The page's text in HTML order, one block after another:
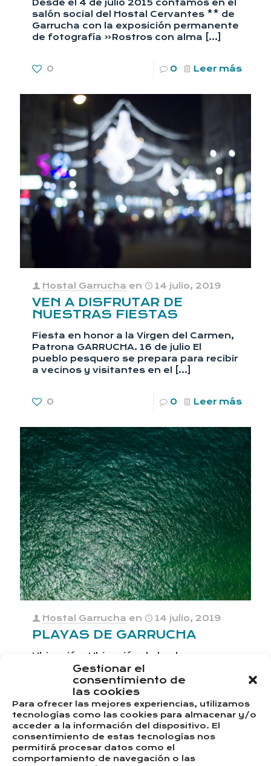
Gestionar el
consentimiento de
las cookies
Para ofrecer las mejores experiencias, utilizamos
tecnologías como las cookies para almacenar y/o
acceder a la información del dispositivo. El
consentimiento de estas tecnologías nos
permitirá procesar datos como el
comportamiento de navegación o las
Desde el 4 de julio 2015 contamos en el
salón social del Hostal Cervantes ** de
Garrucha con la exposición permanente
de fotografía «Rostros con alma […]
0 0 Leer más
Hostal Garrucha en 14 julio, 2019
VEN A DISFRUTAR DE
NUESTRAS FIESTAS
Fiesta en honor a la Virgen del Carmen,
Patrona GARRUCHA. 16 de julio El
pueblo pesquero se prepara para recibir
a vecinos y visitantes en el
[…]
0 0 Leer más
Hostal Garrucha en 14 julio, 2019
PLAYAS DE GARRUCHA
Ubicación: Ubicación de la playa.
España 37° 10′ 21.3384″ N, 1° 49′
22.0548″ W Esta ciudad y su entorno
son el espacio ideal para disfrutar de
[…]
0 0 Leer más